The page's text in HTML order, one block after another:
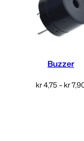
Buzzer
kr4,75 –kr